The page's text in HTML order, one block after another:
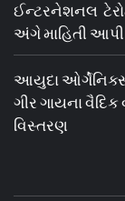
ઈન્ટરનેશનલ ટેરોટ
અંગે માહિતી આપી
આયુદા ઓર્ગેનિક્સ
ગીર ગાયના
વિસ્તરણ